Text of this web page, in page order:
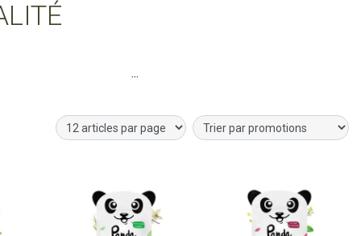
forme
forme et vitalité